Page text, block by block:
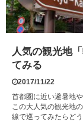
人気の観光地
てみる
2017/11/22
首都圏に近い避暑地
この大人気の観光地
線で巡ってみたらど